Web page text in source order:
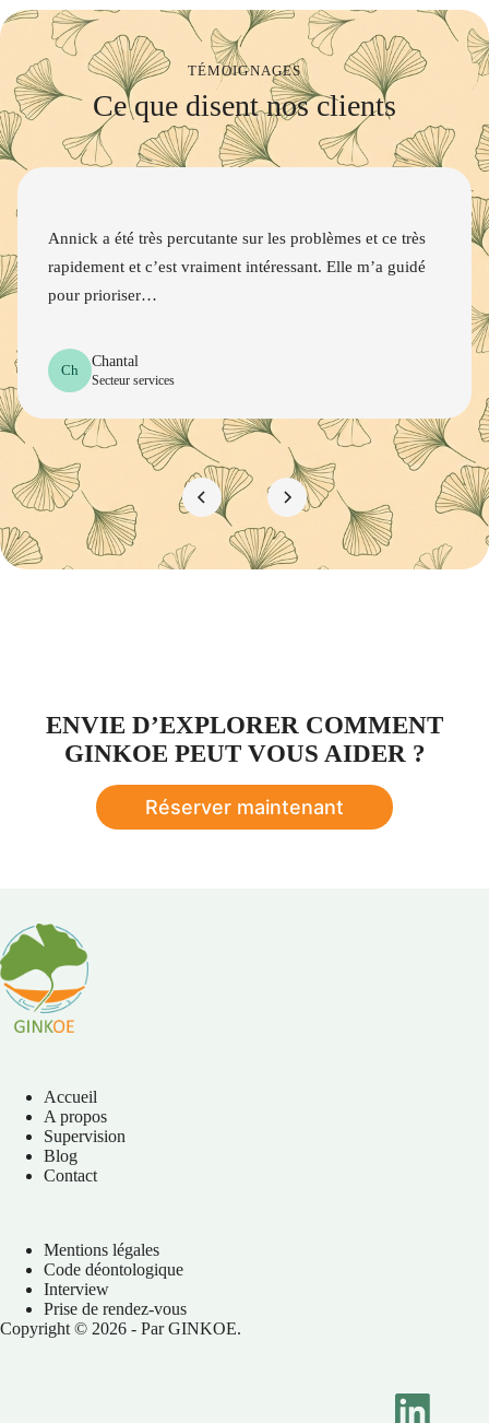
TÉMOIGNAGES
Ce que disent nos clients
Annick a été très percutante sur les problèmes et ce très
rapidement et c’est vraiment intéressant. Elle m’a guidé
pour prioriser…
Ch
Chantal
Secteur services
ENVIE D’EXPLORER COMMENT
GINKOE PEUT VOUS AIDER ?
Réserver maintenant
Accueil
A propos
Supervision
Blog
Contact
Mentions légales
Code déontologique
Interview
Prise de rendez-vous
Copyright © 2026 - Par GINKOE.